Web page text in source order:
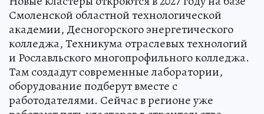
Смоленской областной технологической
академии, Десногорского энергетического
колледжа, Техникума отраслевых технологий
и Рославльского многопрофильного колледжа.
Там создадут современные лаборатории,
оборудование подберут вместе с
работодателями. Сейчас в регионе уже